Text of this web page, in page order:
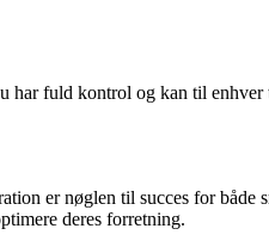
har fuld kontrol og kan til enhver
er nøglen til succes for både
deres forretning.